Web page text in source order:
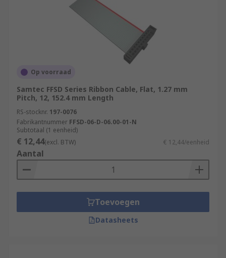
Op voorraad
Samtec FFSD Series Ribbon Cable, Flat, 1.27 mm
Pitch, 12, 152.4 mm Length
RS-stocknr. 197-0076
Fabrikantnummer FFSD-06-D-06.00-01-N
Subtotaal (1 eenheid)
€ 12,44(excl. BTW) € 12,44/eenheid
Aantal
Toevoegen
Datasheets